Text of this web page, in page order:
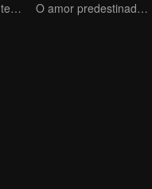
O amor começa e termina no palácio
O amor predestinado de 4 reencarnações entre Wang Hedi e Zhu Xudan